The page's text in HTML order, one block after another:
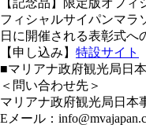
【記念品】限定版オフ
フィシャルサイパンマラ
日に開催される表彰式へ
【申し込み】 特設サイト
■マリアナ政府観光局日
＜問い合わせ先＞
マリアナ政府観光局日本
Eメール：